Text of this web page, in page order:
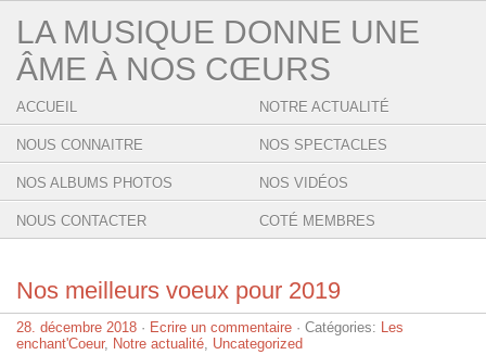
LA MUSIQUE DONNE UNE
ÂME À NOS CŒURS
ACCUEIL NOTRE ACTUALITÉ
NOUS CONNAITRE NOS SPECTACLES
NOS ALBUMS PHOTOS NOS VIDÉOS
NOUS CONTACTER COTÉ MEMBRES
Nos meilleurs voeux pour 2019
28. décembre 2018 · Ecrire un commentaire · Catégories: Les
enchant'Coeur, Notre actualité, Uncategorized